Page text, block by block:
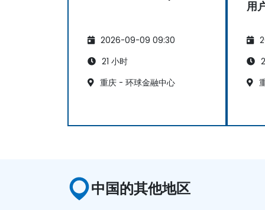
2026-09-09 09:30
21 小时
重庆 - 环球金融中心
用
中国的其他地区